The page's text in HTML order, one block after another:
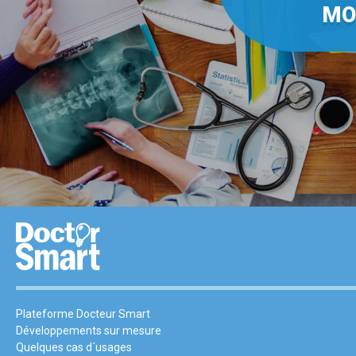
Plateforme Docteur Smart
Développements sur mesure
Quelques cas d´usages